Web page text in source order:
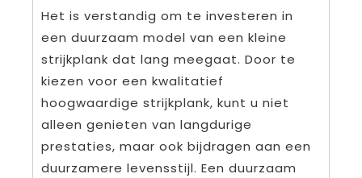
Het is verstandig om te investeren in
een duurzaam model van een kleine
strijkplank dat lang meegaat. Door te
kiezen voor een kwalitatief
hoogwaardige strijkplank, kunt u niet
alleen genieten van langdurige
prestaties, maar ook bijdragen aan een
duurzamere levensstijl. Een duurzaam